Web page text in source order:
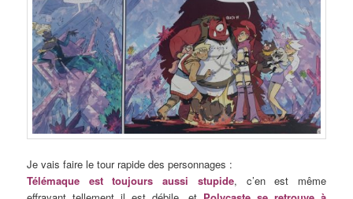
Je vais faire le tour rapide des personnages :
Télémaque est toujours aussi stupide, c’en est même